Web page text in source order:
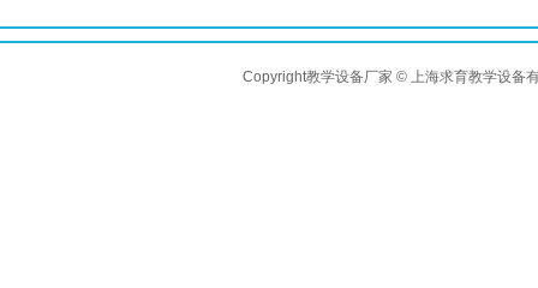
Copyright教学设备厂家 © 上海求育教学设备